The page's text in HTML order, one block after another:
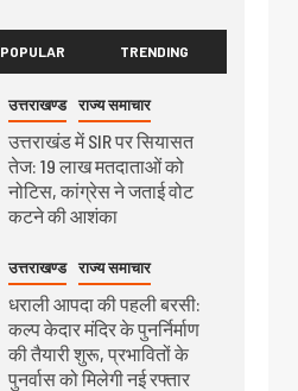
POPULAR TRENDING
उत्तराखण्ड राज्य समाचार
उत्तराखंड में SIR पर सियासत
तेज: 19 लाख मतदाताओं को
नोटिस, कांग्रेस ने जताई वोट
कटने की आशंका
उत्तराखण्ड राज्य समाचार
धराली आपदा की पहली बरसी:
कल्प केदार मंदिर के पुनर्निर्माण
की तैयारी शुरू, प्रभावितों के
पुनर्वास को मिलेगी नई रफ्तार